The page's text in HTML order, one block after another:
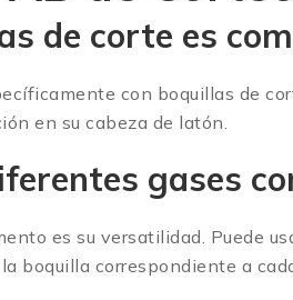
de corte es
con boquillas de
en su cabeza de latón.
gases
es su versatilidad. Puede
boquilla correspondiente a